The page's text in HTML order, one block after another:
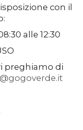
con il
alle 12:30
preghiamo di